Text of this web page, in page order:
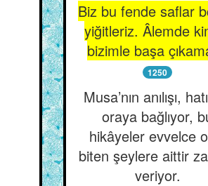
Biz bu fende saflar
yiğitleriz. Âlemde
bizimle başa
1250
Musa’nın anılışı,
oraya bağlıyor,
hikâyeler evvelce
biten şeylere aittir
veriyor.